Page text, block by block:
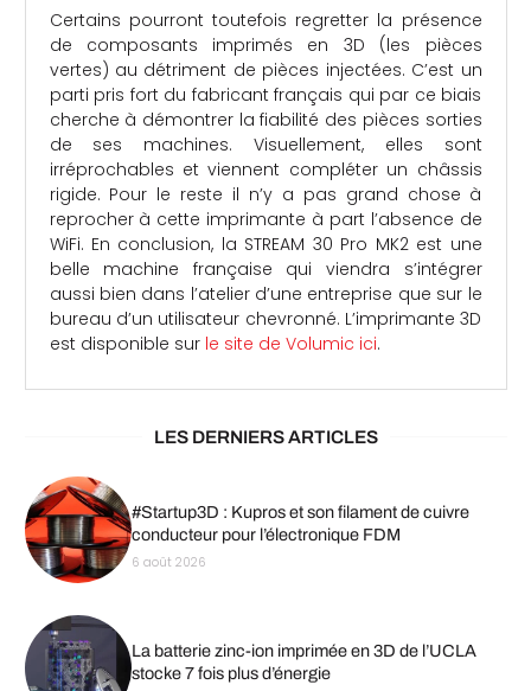
Certains pourront toutefois regretter la présence
de composants imprimés en 3D (les pièces
vertes) au détriment de pièces injectées. C’est un
parti pris fort du fabricant français qui par ce biais
cherche à démontrer la fiabilité des pièces sorties
de ses machines. Visuellement, elles sont
irréprochables et viennent compléter un châssis
rigide. Pour le reste il n’y a pas grand chose à
reprocher à cette imprimante à part l’absence de
WiFi. En conclusion, la STREAM 30 Pro MK2 est une
belle machine française qui viendra s’intégrer
aussi bien dans l’atelier d’une entreprise que sur le
bureau d’un utilisateur chevronné. L’imprimante 3D
est disponible sur le site de Volumic ici.
LES DERNIERS ARTICLES
#Startup3D : Kupros et son filament de cuivre
conducteur pour l’électronique FDM
6 août 2026
La batterie zinc-ion imprimée en 3D de l’UCLA
stocke 7 fois plus d’énergie